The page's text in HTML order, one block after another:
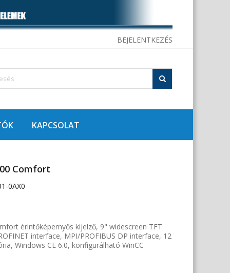
BEJELENTKEZÉS
KAPCSOLAT
Comfort
0AX0
érintőképernyős kijelző, 9" widescreen TFT
interface, MPI/PROFIBUS DP interface, 12
Windows CE 6.0, konfigurálható WinCC